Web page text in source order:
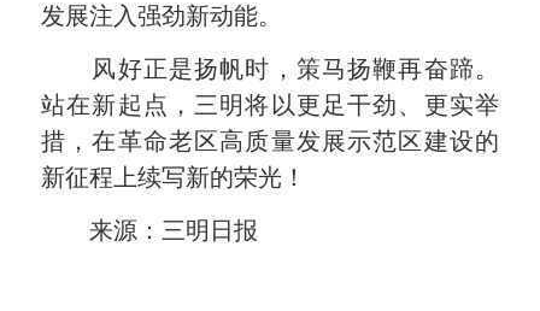
发展注入强劲新动能。
风好正是扬帆时，策马扬鞭再奋蹄。
站在新起点，三明将以更足干劲、更实举
措，在革命老区高质量发展示范区建设的
新征程上续写新的荣光！
来源：三明日报